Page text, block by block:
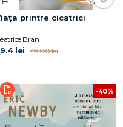
printre cicatrici
Bran
lei 49.00 lei
-40%